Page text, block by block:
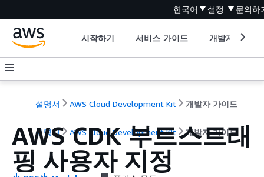
한국어 설정 문의하
시작하기 서비스 가이드 개발자 도구
설명서 AWS Cloud Development Kit 개발자 가이드
설명서 AWS Cloud Development Kit 개발자 가이드
AWS CDK 부트스트래
핑 사용자 지정